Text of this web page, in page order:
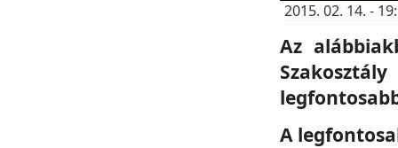
2015. 02. 14. -
Az
A